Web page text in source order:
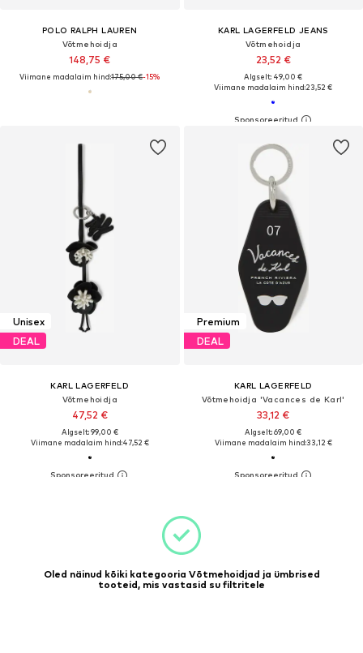
POLO RALPH LAUREN
Võtmehoidja
148,75 €
Viimane madalaim hind:175,00 €-15%
KARL LAGERFELD JEANS
Võtmehoidja
23,52 €
Algselt: 49,00 €
Viimane madalaim hind:23,52 €
Unisex
DEAL
KARL LAGERFELD
Võtmehoidja
47,52 €
Algselt: 99,00 €
Viimane madalaim hind:47,52 €
Premium
DEAL
KARL LAGERFELD
Võtmehoidja 'Vacances de Karl'
33,12 €
Algselt: 69,00 €
Viimane madalaim hind:33,12 €
Oled näinud kõiki kategooria Võtmehoidjad ja ümbrised
tooteid, mis vastasid su filtritele